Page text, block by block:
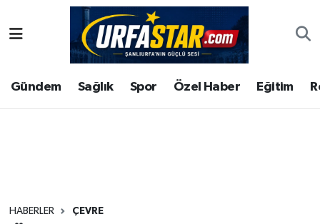
Gündem Sağlık Spor Özel Haber Eğitim
HABERLER ÇEVRE
ASAYİS
ÇEVRE
Şanlıurfa Nöbetçi Eczaneler
Şanlıurfa Hava Durumu